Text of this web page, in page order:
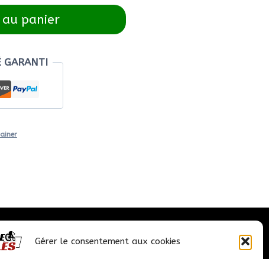
Gérer le consentement aux cookies
panier
GARANTI
Nous contacter